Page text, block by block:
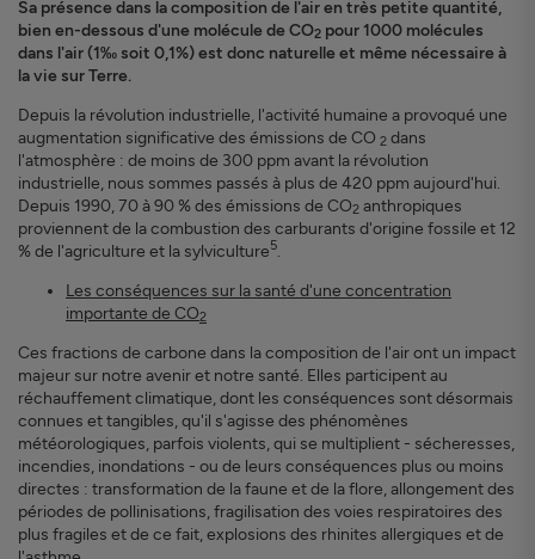
Sa présence dans la composition de l'air en très petite quantité,
bien en-dessous d'une molécule de CO2 pour 1000 molécules
dans l'air (1‰ soit 0,1%) est donc naturelle et même nécessaire à
la vie sur Terre.
Depuis la révolution industrielle, l'activité humaine a provoqué une
augmentation significative des émissions de CO 2 dans
l'atmosphère : de moins de 300 ppm avant la révolution
industrielle, nous sommes passés à plus de 420 ppm aujourd'hui.
Depuis 1990, 70 à 90 % des émissions de CO2 anthropiques
proviennent de la combustion des carburants d'origine fossile et 12
% de l'agriculture et la sylviculture5.
Les conséquences sur la santé d'une concentration
importante de CO2
Ces fractions de carbone dans la composition de l'air ont un impact
majeur sur notre avenir et notre santé. Elles participent au
réchauffement climatique, dont les conséquences sont désormais
connues et tangibles, qu'il s'agisse des phénomènes
météorologiques, parfois violents, qui se multiplient - sécheresses,
incendies, inondations - ou de leurs conséquences plus ou moins
directes : transformation de la faune et de la flore, allongement des
périodes de pollinisations, fragilisation des voies respiratoires des
plus fragiles et de ce fait, explosions des rhinites allergiques et de